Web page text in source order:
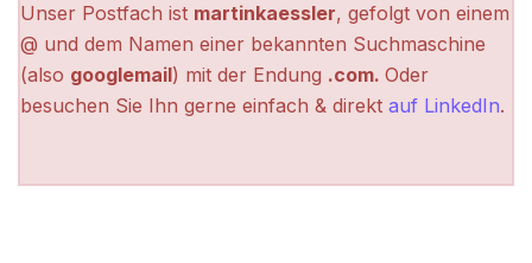
Unser Postfach ist martinkaessler, gefolgt von einem
@ und dem Namen einer bekannten Suchmaschine
(also googlemail) mit der Endung .com. Oder
besuchen Sie Ihn gerne einfach & direkt auf LinkedIn.